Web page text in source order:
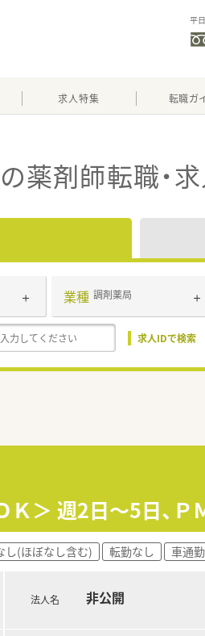
平
求人特集 転職ガ
の薬剤師転職・
業種 調剤薬局
求人IDで検索
Ｋ＞ 週2日～5日、
し(ほぼなし含む) 転勤なし 車通
法人名 非公開